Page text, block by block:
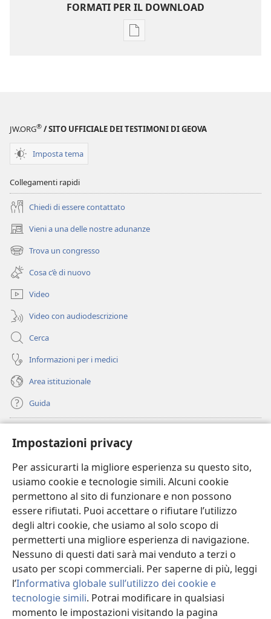
Impostazioni privacy
Per assicurarti la migliore esperienza su questo sito,
usiamo cookie e tecnologie simili. Alcuni cookie
permettono al sito di funzionare e non possono
essere rifiutati. Puoi accettare o rifiutare l’utilizzo
degli altri cookie, che usiamo al solo scopo di
permetterti una migliore esperienza di navigazione.
Nessuno di questi dati sarà mai venduto a terzi o
usato per scopi commerciali. Per saperne di più, leggi
l’Informativa globale sull’utilizzo dei cookie e
tecnologie simili. Potrai modificare in qualsiasi
momento le impostazioni visitando la pagina
FORMATI PER IL DOWNLOAD
Opzioni
Annuario
del
JW.ORG® / SITO UFFICIALE DEI TESTIMONI DI GEOVA
Imposta tema
Collegamenti rapidi
Chiedi di essere contattato
Vieni a una delle nostre adunanze
(apre
una
nuova
finestra)
Trova un congresso
(apre
una
nuova
finestra)
Cosa c’è di nuovo
Video
Video con audiodescrizione
Cerca
Informazioni per i medici
Area istituzionale
Guida
(apre
una
nuova
finestra)
BIBLIOTECA ONLINE Watchtower
(apre
una
nuova
finestra)
JW Hub
(apre
una
nuova
finestra)
JW Library
Watchtower Library®
Copyright© 2026 Watch Tower Bible and Tract Society of Pennsylvania.